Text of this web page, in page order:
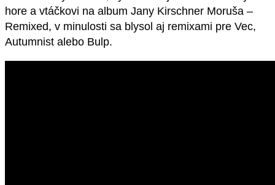
hore a vtáčkovi na album Jany Kirschner Moruša –
Remixed, v minulosti sa blysol aj remixami pre Vec,
Autumnist alebo Bulp.